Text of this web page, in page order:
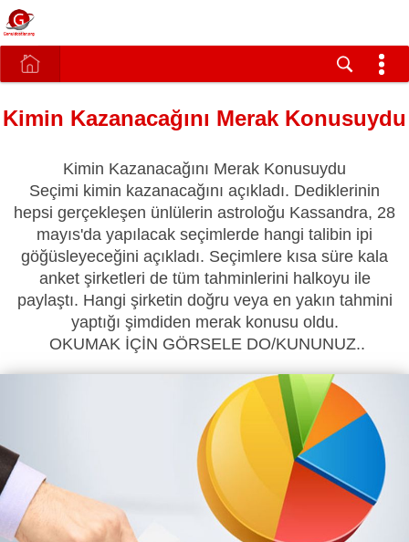
Kimin Kazanacağını Merak Konusuydu
Kimin Kazanacağını Merak Konusuydu
Seçimi kimin kazanacağını açıkladı. Dediklerinin
hepsi gerçekleşen ünlülerin astroloğu Kassandra, 28
mayıs'da yapılacak seçimlerde hangi talibin ipi
göğüsleyeceğini açıkladı. Seçimlere kısa süre kala
anket şirketleri de tüm tahminlerini halkoyu ile
paylaştı. Hangi şirketin doğru veya en yakın tahmini
yaptığı şimdiden merak konusu oldu.
OKUMAK İÇİN GÖRSELE DO/KUNUNUZ..